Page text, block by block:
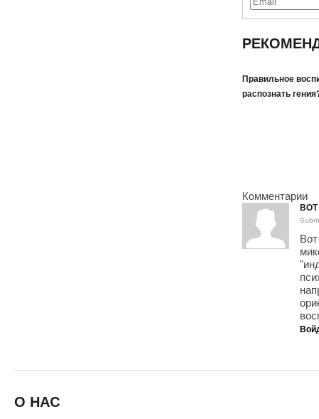
Правильное
распознать
Комментарии
О НАС